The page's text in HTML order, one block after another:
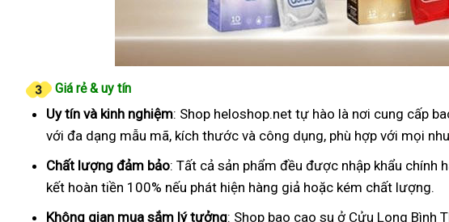
Giá rẻ & uy tín
Uy tín và kinh nghiệm: Shop heloshop.net tự hào là nơi cung cấp
với đa dạng mẫu mã, kích thước và công dụng, phù hợp với mọi
Chất lượng đảm bảo: Tất cả sản phẩm đều được nhập khẩu chính
kết hoàn tiền 100% nếu phát hiện hàng giả hoặc kém chất lượng.
Không gian mua sắm lý tưởng: Shop bao cao su ở Cửu Long Bình